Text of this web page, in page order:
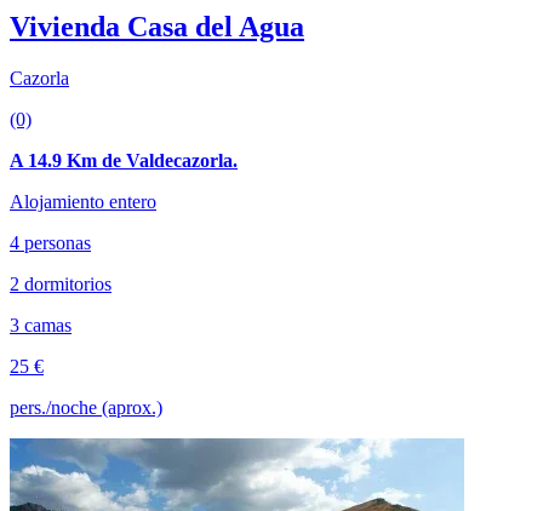
Vivienda Casa del Agua
Cazorla
(0)
A 14.9 Km de Valdecazorla.
Alojamiento entero
4 personas
2 dormitorios
3 camas
25 €
pers./noche (aprox.)